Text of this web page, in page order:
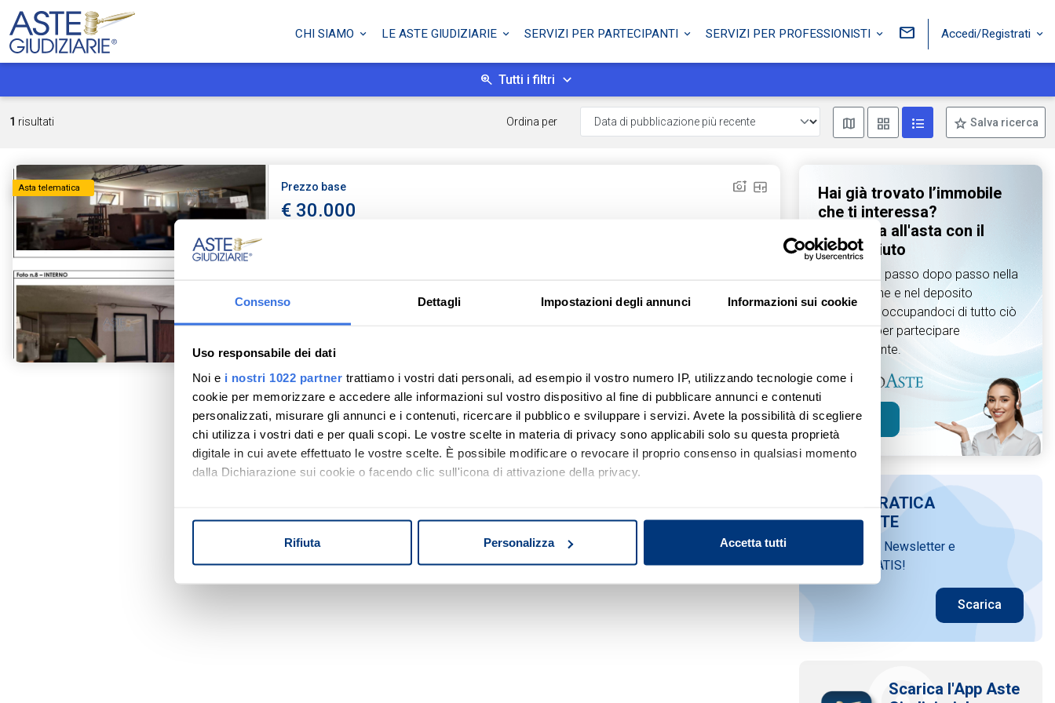
Consenso Dettagli Impostazioni degli annunci Informazioni sui cookie
Uso responsabile dei dati
Noi e i nostri 1022 partner trattiamo i vostri dati personali, ad esempio il vostro numero IP, utilizzando tecnologie come i
cookie per memorizzare e accedere alle informazioni sul vostro dispositivo al fine di pubblicare annunci e contenuti
personalizzati, misurare gli annunci e i contenuti, ricercare il pubblico e sviluppare i servizi. Avete la possibilità di scegliere
chi utilizza i vostri dati e per quali scopi. Le vostre scelte in materia di privacy sono applicabili solo su questa proprietà
digitale in cui avete effettuato le vostre scelte. È possibile modificare o revocare il proprio consenso in qualsiasi momento
dalla Dichiarazione sui cookie o facendo clic sull'icona di attivazione della privacy.
Identificare il tuo dispositivo, scansionandolo attivamente alla ricerca di caratteristiche specifiche (impronte
digitali).
Rifiuta Personalizza Accetta tutti
CHI SIAMO LE ASTE GIUDIZIARIE SERVIZI PER PARTECIPANTI SERVIZI PER PROFESSIONISTI Accedi/Registrati
Tutti i filtri
1 risultati Ordina per Mostra mappaMostra come box
Mostra come lista
Salva ricerca
Asta telematica Prezzo base
€ 30.000
Tribunale di Lanciano - Esecuzione Immobiliare
Ruolo: 8 / 2025 - Lotto: Unico
Hai già trovato l’immobile
che ti interessa?
Partecipa all'asta con il
nostro aiuto
Ti guidiamo passo dopo passo nella
preparazione e nel deposito
dell’offerta, occupandoci di tutto ciò
che serve per partecipare
correttamente.
Scopri
GUIDA PRATICA
ALLE ASTE
Iscriviti alla Newsletter e
scarica GRATIS!
Scarica
Scarica l'App Aste